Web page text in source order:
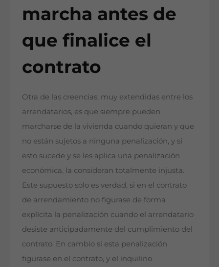
marcha antes de
que finalice el
contrato
Otra de las creencias, muy extendidas entre los
arrendatarios, es que siempre pueden
marcharse de la vivienda cuando quieran y que
no están sujetos a ninguna penalización, y si
esto sucede y se les aplica una penalización
económica, la consideran totalmente injusta.
Este supuesto solo es verdad, si en el contrato
de arrendamiento no figurase de forma
explícita la penalización cuando el arrendatario
desiste anticipadamente del cumplimiento del
contrato. En cambio si esta penalización
figurase en el contrato, y el inquilino